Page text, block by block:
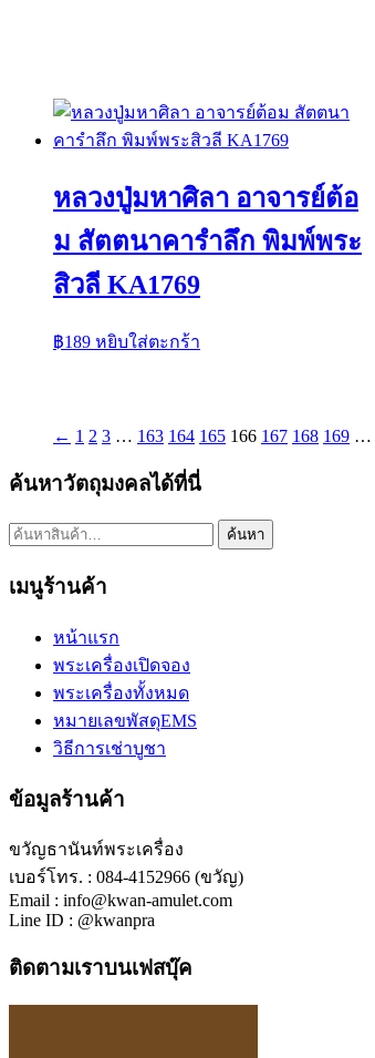
หลวงปู่มหาศิลา อาจารย์ต้อ
ม สัตตนาคารำลึก พิมพ์พระ
สิวลี KA1769
฿189 หยิบใส่ตะกร้า
← 1 2 3 … 163 164 165 166 167 168 169 …
ค้นหาวัตถุมงคลได้ที่นี่
ค้นหา: ค้นหา
เมนูร้านค้า
หน้าแรก
พระเครื่องเปิดจอง
พระเครื่องทั้งหมด
หมายเลขพัสดุEMS
วิธีการเช่าบูชา
ข้อมูลร้านค้า
ขวัญธานันท์พระเครื่อง
เบอร์โทร. : 084-4152966 (ขวัญ)
Email : info@kwan-amulet.com
Line ID : @kwanpra
ติดตามเราบนเฟสบุ๊ค